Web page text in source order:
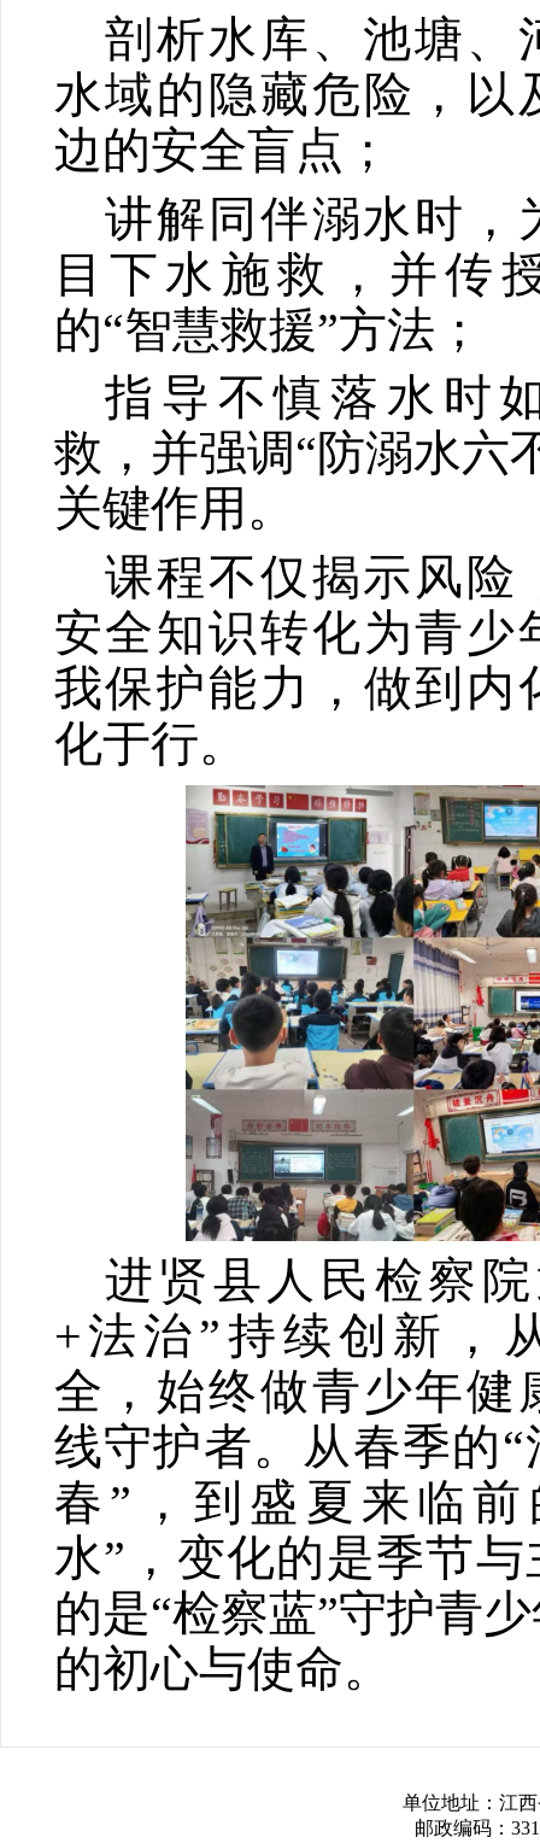
剖析水库、池塘、
水域的隐藏危险，以
边的安全盲点；
讲解同伴溺水时，
目下水施救，并传
的“智慧救援”方法；
指导不慎落水时
救，并强调“防溺水六
关键作用。
课程不仅揭示风险
安全知识转化为青少
我保护能力，做到内
化于行。
进贤县人民检察
+法治”持续创新，
全，始终做青少年健
线守护者。从春季的
春”，到盛夏来临前
水”，变化的是季节
的是“检察蓝”守护青
的初心与使命。
单位地址：江
邮政编码：